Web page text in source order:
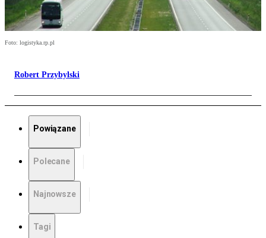
Foto: logistyka.rp.pl
Robert Przybylski
Powiązane
Polecane
Najnowsze
Tagi